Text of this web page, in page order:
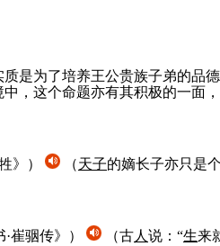
是为了培养王公贵族子弟的品
中，这个命题亦有其积极的一面
》） （天子的嫡长子亦只是
·崔骃传》） （古人 说：“生来